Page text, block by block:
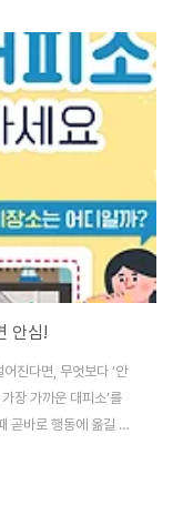
이나 집중호우에 관한
세요.집 주변 점검하기:
다면 집안으로 옮기거
단수 등에 대비해 손
안심!
진다면, 무엇보다 ‘안
장 가까운 대피소’를
곧바로 행동에 옮길 수
근 이스라엘-팔레스